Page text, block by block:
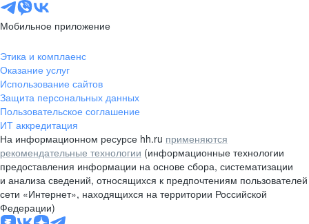
Мобильное приложение
Этика и комплаенс
Оказание услуг
Использование сайтов
Защита персональных данных
Пользовательское соглашение
ИТ аккредитация
На информационном ресурсе hh.ru применяются
рекомендательные технологии (информационные технологии
предоставления информации на основе сбора, систематизации
и анализа сведений, относящихся к предпочтениям пользователей
сети «Интернет», находящихся на территории Российской
Федерации)